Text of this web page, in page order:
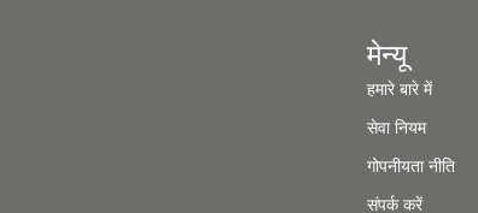
मेन्यू
हमारे बारे में
सेवा नियम
गोपनीयता नीति
संपर्क करें